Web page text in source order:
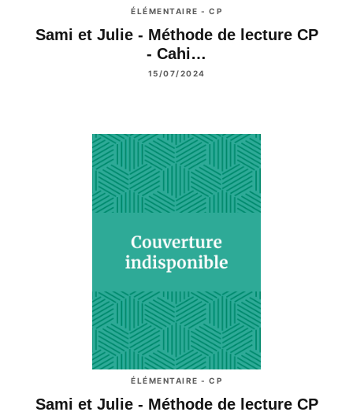
ÉLÉMENTAIRE - CP
Sami et Julie - Méthode de lecture CP
- Cahi…
15/07/2024
ÉLÉMENTAIRE - CP
Sami et Julie - Méthode de lecture CP